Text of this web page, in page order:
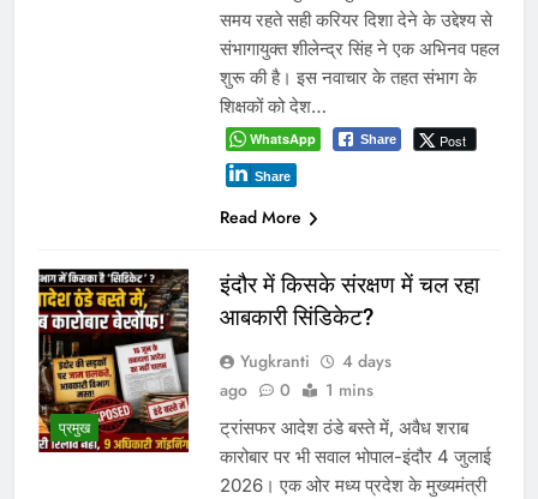
समय रहते सही करियर दिशा देने के उद्देश्य से
संभागायुक्त शीलेन्द्र सिंह ने एक अभिनव पहल
शुरू की है। इस नवाचार के तहत संभाग के
शिक्षकों को देश…
WhatsApp Share Post
Share
Read More
प्रमुख
इंदौर में किसके संरक्षण में चल रहा
आबकारी सिंडिकेट?
Yugkranti
4 days
ago
0 1 mins
ट्रांसफर आदेश ठंडे बस्ते में, अवैध शराब
कारोबार पर भी सवाल भोपाल-इंदौर 4 जुलाई
2026। एक ओर मध्य प्रदेश के मुख्यमंत्री